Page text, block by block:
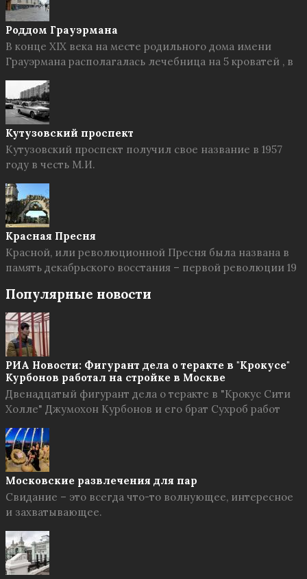
Роддом Грауэрмана
В конце XIX века на месте родильного дома имени
Грауэрмана располагалась лечебница на 5 кроватей , в
Кутузовский проспект
Кутузовский проспект получил свое название в 1957
году в честь М.И.
Красная Пресня
Красной, или революционной Пресня была названа в
память декабрьского восстания – первой революции 19
Популярные новости
РИА Новости: Фигурант дела о теракте в "Крокусе"
Курбонов работал на стройке в Москве
Двенадцатый фигурант дела о теракте в "Крокус Сити
Холле" Джумохон Курбонов и его брат Сухроб работ
Московские развлечения для пар
Свидание – это всегда что-то волнующее, интересное
и захватывающее.